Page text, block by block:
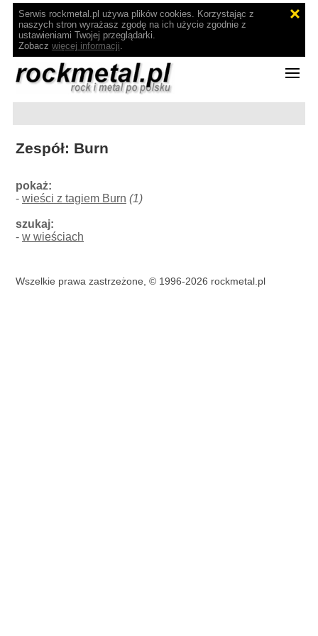
Serwis rockmetal.pl używa plików cookies. Korzystając z
naszych stron wyrażasz zgodę na ich użycie zgodnie z
ustawieniami Twojej przeglądarki.
Zobacz więcej informacji.
Zespół: Burn
pokaż:
-wieści z tagiem Burn (1)
szukaj:
-w wieściach
Wszelkie prawa zastrzeżone, © 1996-2026 rockmetal.pl